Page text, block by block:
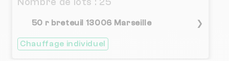
Oralia Couturier 655 m
4.5 / 5
COUDRE DEBES 692 m
Nombre de lots : 25
50 r breteuil 13006 Marseille
Chauffage individuel
❯